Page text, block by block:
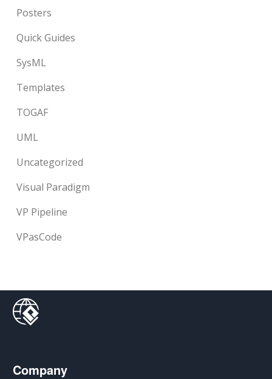
Posters
Quick Guides
SysML
Templates
TOGAF
UML
Uncategorized
Visual Paradigm
VP Pipeline
VPasCode
Company